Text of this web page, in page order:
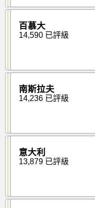
百慕大
14,590 已評級
南斯拉夫
14,236 已評級
意大利
13,879 已評級